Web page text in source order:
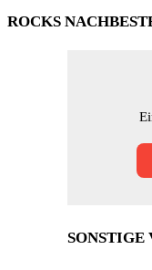
ROCKS
SONSTIGE